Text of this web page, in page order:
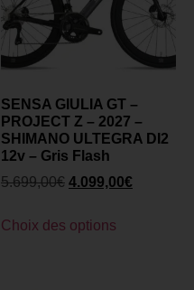
SENSA GIULIA GT –
PROJECT Z – 2027 –
SHIMANO ULTEGRA DI2
12v – Gris Flash
5.699,00€ 4.099,00€
Choix des options